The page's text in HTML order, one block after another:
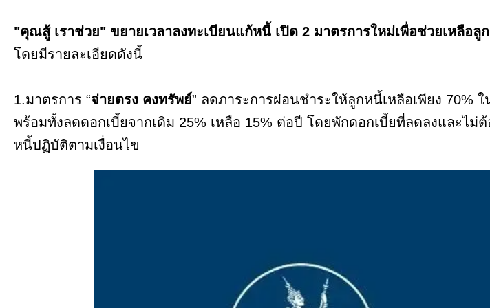
"คุณสู้ เราช่วย" ขยายเวลาลงทะเบียนแก้หนี้ เปิด 2 มาตรการใหม่เพื่อช่วยเหลือลู
โดยมีรายละเอียดดังนี้
1.มาตรการ “จ่ายตรง คงทรัพย์” ลดภาระการผ่อนชำระให้ลูกหนี้เหลือเพียง 70% ใ
พร้อมทั้งลดดอกเบี้ยจากเดิม 25% เหลือ 15% ต่อปี โดยพักดอกเบี้ยที่ลดลงและไม่
หนี้ปฏิบัติตามเงื่อนไข